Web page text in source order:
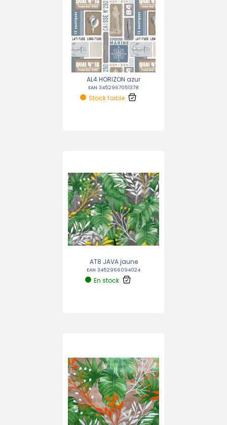
AL4 HORIZON azur
EAN 3452967051378
Stock faible
AT8 JAVA jaune
EAN 3452966094024
En stock